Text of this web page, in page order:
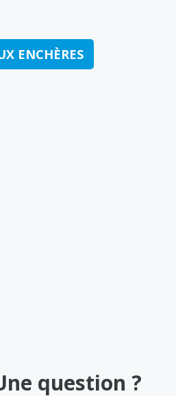
ENCHÈRES
question ?